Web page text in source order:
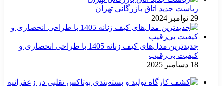
ریاست جدید اتاق بازرگانی تهران
29 نوامبر 2024
جدیدترین مدل‌های کیف زنانه 1405 با طراحی انحصاری و
کیفیت بی‌رقیب
18 دسامبر 2025